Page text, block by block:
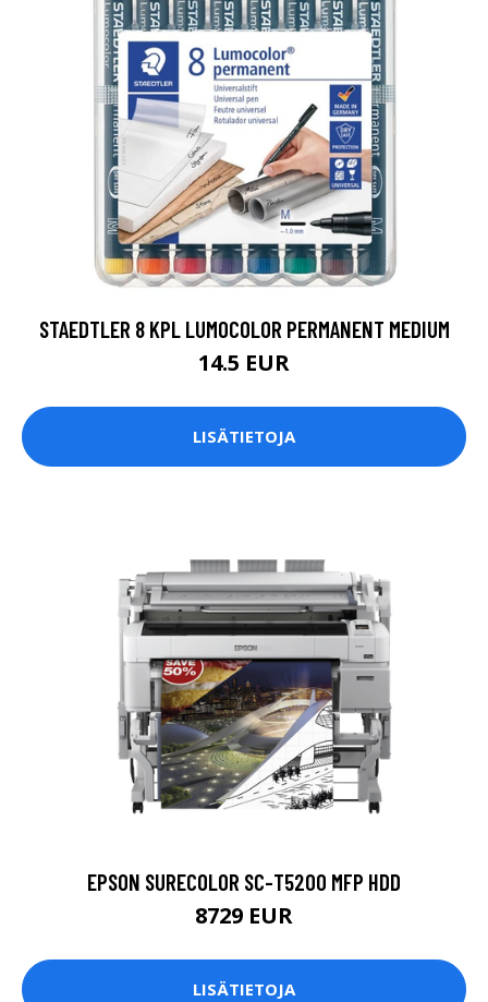
STAEDTLER 8 KPL LUMOCOLOR PERMANENT MEDIUM
14.5 EUR
LISÄTIETOJA
EPSON SURECOLOR SC-T5200 MFP HDD
8729 EUR
LISÄTIETOJA